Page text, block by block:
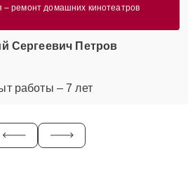
– ремонт домашних кинотеатров
Сергеевич Петров
работы – 7 лет